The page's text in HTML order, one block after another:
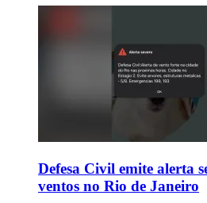
Defesa Civil emite alerta
ventos no Rio de Janeiro